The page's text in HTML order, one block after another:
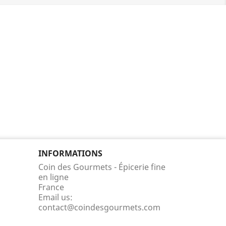
INFORMATIONS
Coin des Gourmets - Épicerie fine
en ligne
France
Email us:
contact@coindesgourmets.com